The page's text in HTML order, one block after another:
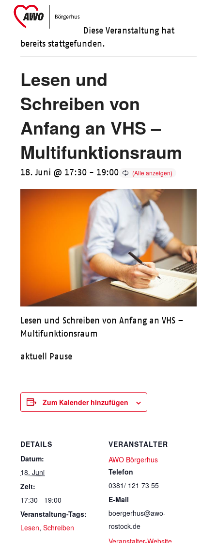
SkipOpen
mobile
Close
mobile
Diese Veranstaltung hat
bereits stattgefunden.
Lesen und
Schreiben von
Anfang an VHS –
Multifunktionsraum
18. Juni @ 17:30 - 19:00
Lesen und Schreiben von Anfang an VHS –
Multifunktionsraum
aktuell Pause
Zum Kalender hinzufügen
DETAILS
Datum:
18. Juni
Zeit:
17:30 - 19:00
Veranstaltung-Tags:
Lesen,Schreiben
VERANSTALTER
AWO Börgerhus
Telefon
0381/ 121 73 55
E-Mail
boergerhus@awo-
rostock.de
Veranstalter-Website